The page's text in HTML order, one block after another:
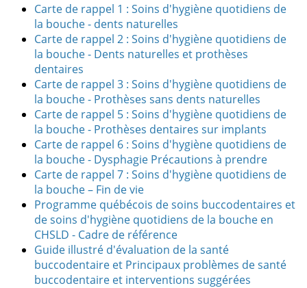
Carte de rappel 1 : Soins d'hygiène quotidiens de
la bouche - dents naturelles
Carte de rappel 2 : Soins d'hygiène quotidiens de
la bouche - Dents naturelles et prothèses
dentaires
Carte de rappel 3 : Soins d'hygiène quotidiens de
la bouche - Prothèses sans dents naturelles
Carte de rappel 5 : Soins d'hygiène quotidiens de
la bouche - Prothèses dentaires sur implants
Carte de rappel 6 : Soins d'hygiène quotidiens de
la bouche - Dysphagie Précautions à prendre
Carte de rappel 7 : Soins d'hygiène quotidiens de
la bouche – Fin de vie
Programme québécois de soins buccodentaires et
de soins d'hygiène quotidiens de la bouche en
CHSLD - Cadre de référence
Guide illustré d'évaluation de la santé
buccodentaire et Principaux problèmes de santé
buccodentaire et interventions suggérées